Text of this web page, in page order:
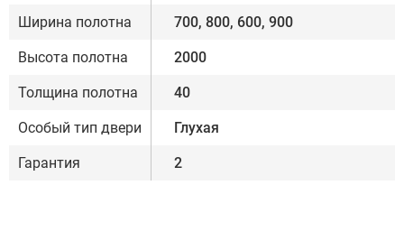
Ширина полотна 700, 800, 600, 900
Высота полотна 2000
Толщина полотна 40
Особый тип двери Глухая
Гарантия 2